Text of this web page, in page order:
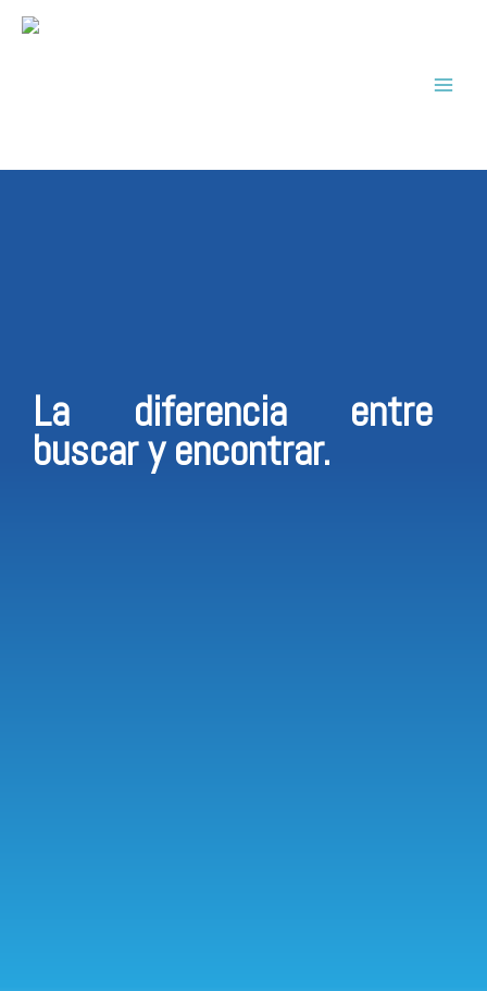
La diferencia entre
buscar y encontrar.